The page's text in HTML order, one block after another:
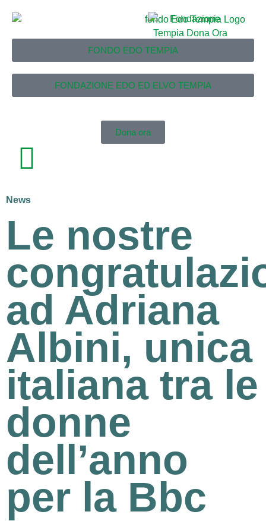
FONDO EDO TEMPIA
FONDAZIONE EDO ED ELVO TEMPIA
Dona ora
News
Le nostre
ad Adriana
Albini, unica
italiana tra le
donne
dell’anno
per la Bbc